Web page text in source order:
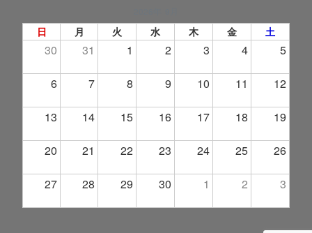
日 月 火 水 木 金 土
30 31 1 2 3 4 5
6 7 8 9 10 11 12
13 14 15 16 17 18 19
20 21 22 23 24 25 26
27 28 29 30 1 2 3